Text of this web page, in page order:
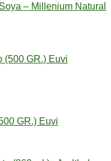
– Millenium Natural
GR.) Euvi